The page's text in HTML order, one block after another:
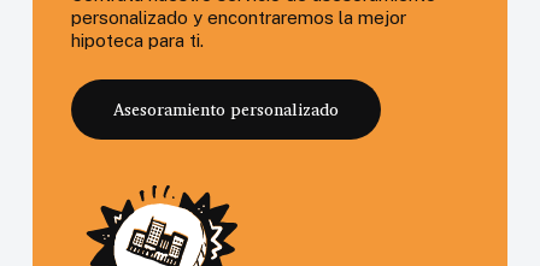
personalizado y encontraremos la mejor
hipoteca para ti.
Asesoramiento personalizado